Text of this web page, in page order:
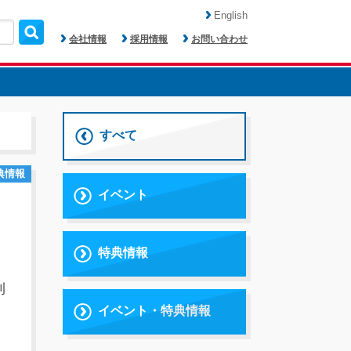
会社情報 採用情報 お問い合わせ
English
すべて
イベント
特典情報
イベント・特典情報
情報